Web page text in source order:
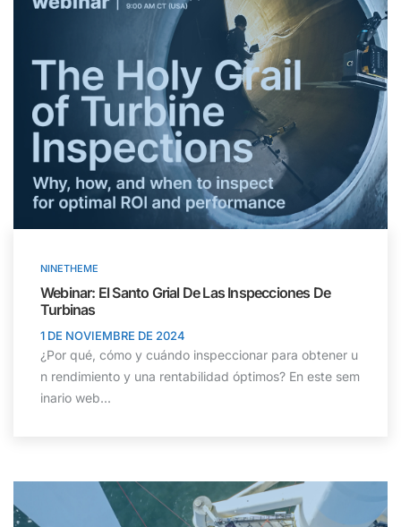
NINETHEME
Webinar: El Santo Grial De Las Inspecciones De
Turbinas
1 DE NOVIEMBRE DE 2024
¿Por qué, cómo y cuándo inspeccionar para obtener u
n rendimiento y una rentabilidad óptimos? En este sem
inario web...